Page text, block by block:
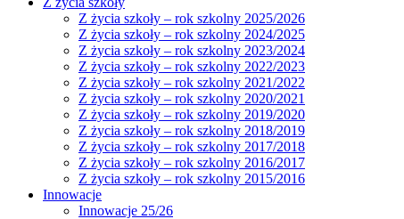
Z życia szkoły – rok szkolny 2025/2026
Z życia szkoły – rok szkolny 2024/2025
Z życia szkoły – rok szkolny 2023/2024
Z życia szkoły – rok szkolny 2022/2023
Z życia szkoły – rok szkolny 2021/2022
Z życia szkoły – rok szkolny 2020/2021
Z życia szkoły – rok szkolny 2019/2020
Z życia szkoły – rok szkolny 2018/2019
Z życia szkoły – rok szkolny 2017/2018
Z życia szkoły – rok szkolny 2016/2017
Z życia szkoły – rok szkolny 2015/2016
Innowacje
Innowacje 25/26